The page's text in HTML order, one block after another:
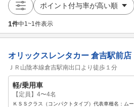
1件中1~1件表示
オリックスレンタカー 倉吉駅前店
ＪＲ山陰本線倉吉駅南出口より徒歩１分
軽/乗用車
【定員】4〜4名
ＫＳＳクラス（コンパクトタイプ）代表車種名：ム